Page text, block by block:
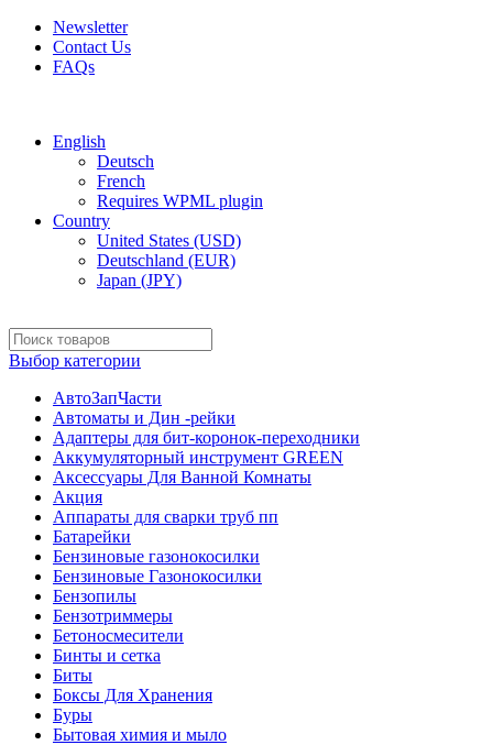
Newsletter
Contact Us
FAQs
English
Deutsch
French
Requires WPML plugin
Country
United States (USD)
Deutschland (EUR)
Japan (JPY)
Выбор категории
АвтоЗапЧасти
Автоматы и Дин -рейки
Адаптеры для бит-коронок-переходники
Аккумуляторный инструмент GREEN
Аксессуары Для Ванной Комнаты
Акция
Аппараты для сварки труб пп
Батарейки
Бензиновые газонокосилки
Бензиновые Газонокосилки
Бензопилы
Бензотриммеры
Бетоносмесители
Бинты и сетка
Биты
Боксы Для Хранения
Буры
Бытовая химия и мыло